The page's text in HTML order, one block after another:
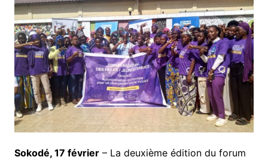
Sokodé, 17 février– La deuxième édition du forum